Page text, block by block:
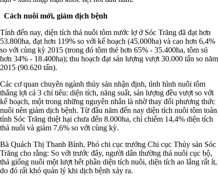
Cách nuôi mới, giảm dịch bệnh
Tính đến nay, diện tích thả nuôi tôm nước lợ ở Sóc Trăng đã đạt hơn
53.800ha, đạt hơn 119% so với kế hoạch (45.000ha) và cao hơn 6,4%
so với cùng kỳ 2015 (trong đó tôm thẻ hơn 65% - 35.400ha, tôm sú
hơn 34% - 18.400ha); thu hoạch đạt sản lượng vượt 30.000 tấn so năm
2015 (90.620 tấn).
Các cơ quan chuyên ngành thủy sản nhận định, tình hình nuôi tôm
thắng lợi cả 3 chỉ tiêu: diện tích, năng suất, sản lượng đều vượt so với
kế hoạch, một trong những nguyên nhân là nhờ thay đổi phương thức
nuôi nên giảm dịch bệnh. Từ đầu năm đến nay diện tích nuôi tôm toàn
tỉnh Sóc Trăng thiệt hại chưa đến 8.000ha, chỉ chiếm 14,4% diện tích
thả nuôi và giảm 7,6% so với cùng kỳ.
Bà Quách Thị Thanh Bình, Phó chi cục trưởng Chi cục Thủy sản Sóc
Trăng cho rằng: So với trước đây, người dân thường thả nuôi cục bộ,
thả giống nuôi một lượt hết phần diện tích nuôi, diện tích ao lắng rất ít,
do đó rất khó quản lý khi dịch bệnh xảy ra.